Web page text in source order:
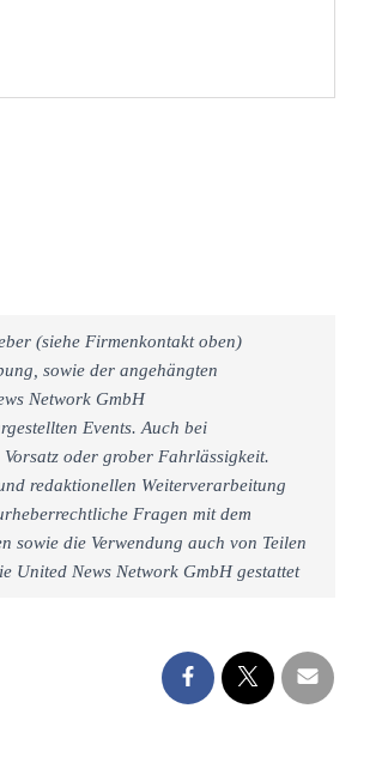
(siehe Firmenkontakt oben)
sowie der angehängten
Network GmbH
Events. Auch bei
oder grober Fahrlässigkeit.
redaktionellen Weiterverarbeitung
Fragen mit dem
sowie die Verwendung auch von Teilen
United News Network GmbH gestattet